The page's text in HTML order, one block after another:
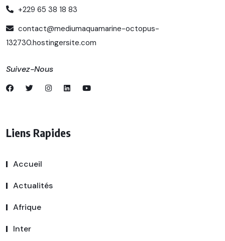
+229 65 38 18 83
contact@mediumaquamarine-octopus-
132730.hostingersite.com
Suivez-Nous
Liens Rapides
Accueil
Actualités
Afrique
Inter